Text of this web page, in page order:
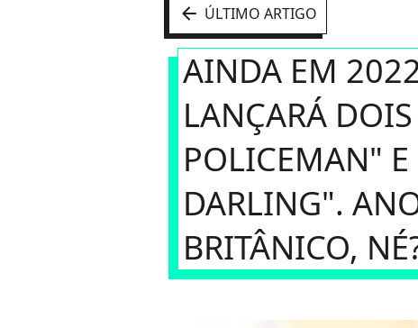
arrow_left ÚLTIMO ARTIGO
AINDA EM
LANÇARÁ
POLICEMAN"
DARLING".
BRITÂNICO,